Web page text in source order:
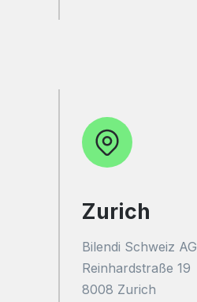
Zurich
Bilendi Schweiz AG
Reinhardstraße 19
8008 Zurich